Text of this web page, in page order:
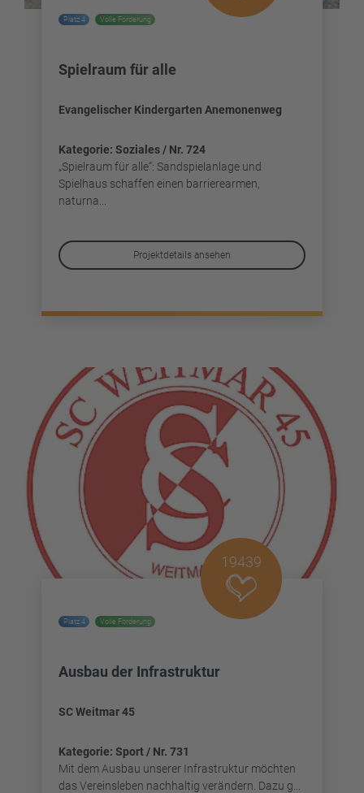
Platz 4 Volle Förderung
Spielraum für alle
Evangelischer Kindergarten Anemonenweg
Kategorie: Soziales / Nr. 724
„Spielraum für alle“: Sandspielanlage und
Spielhaus schaffen einen barrierearmen,
naturna...
Projektdetails ansehen
19439
Platz 4 Volle Förderung
Ausbau der Infrastruktur
SC Weitmar 45
Kategorie: Sport / Nr. 731
Mit dem Ausbau unserer Infrastruktur möchten
das Vereinsleben nachhaltig verändern. Dazu g...